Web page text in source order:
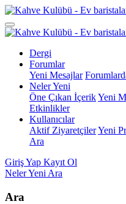
Dergi
Forumlar
Yeni Mesajlar
Neler Yeni
Öne Çıkan İçerikYeni
Etkinlikler
Kullanıcılar
Aktif ZiyaretçilerYeni
Ara
Giriş Yap Kayıt Ol
Neler Yeni Ara
Ara